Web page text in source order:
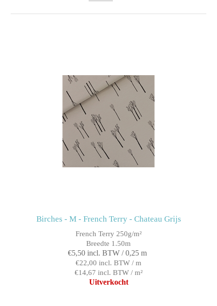
Birches - M - French Terry - Chateau Grijs
French Terry 250g/m²
Breedte 1.50m
€5,50 incl. BTW / 0,25 m
€22,00 incl. BTW / m
€14,67 incl. BTW / m²
Uitverkocht